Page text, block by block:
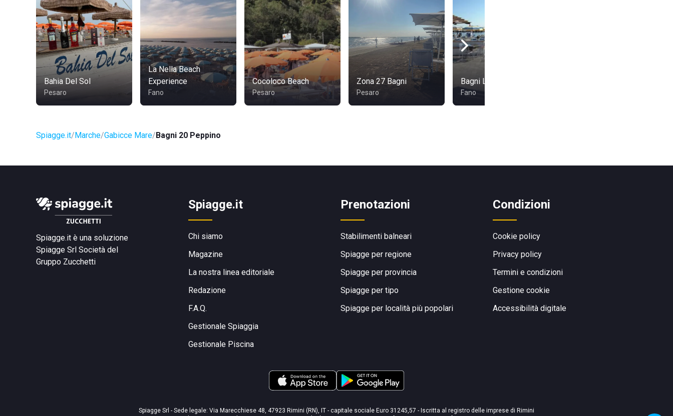
Bahia Del Sol
Pesaro
La Nella Beach
Experience
Fano
Cocoloco Beach
Pesaro
Zona 27 Bagni
Pesaro
Bagni La Baia
Fano
Spiagge.it Marche Gabicce Mare Bagni 20 Peppino
Spiagge.it è una soluzione
Spiagge Srl Società del
Gruppo Zucchetti
Spiagge.it
Chi siamo
Magazine
La nostra linea editoriale
Redazione
F.A.Q.
Gestionale Spiaggia
Gestionale Piscina
Prenotazioni
Stabilimenti balneari
Spiagge per regione
Spiagge per provincia
Spiagge per tipo
Spiagge per località più popolari
Condizioni
Cookie policy
Privacy policy
Termini e condizioni
Gestione cookie
Accessibilità digitale
Spiagge Srl - Sede legale: Via Marecchiese 48, 47923 Rimini (RN), IT - capitale sociale Euro 31245,57 - Iscritta al registro delle imprese di Rimini